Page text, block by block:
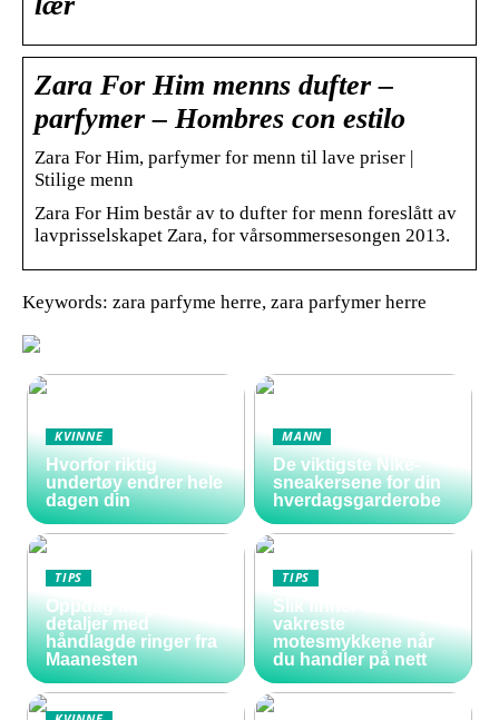
Zara For Him menns dufter –
parfymer – Hombres con estilo
Zara For Him, parfymer for menn til lave priser |
Stilige menn
Zara For Him består av to dufter for menn foreslått av
lavprisselskapet Zara, for vårsommersesongen 2013.
Keywords: zara parfyme herre, zara parfymer herre
KVINNE
Hvorfor riktig
undertøy endrer hele
dagen din
MANN
De viktigste Nike-
sneakersene for din
hverdagsgarderobe
TIPS
Oppdag magiske
detaljer med
håndlagde ringer fra
Maanesten
TIPS
Slik finner du de
vakreste
motesmykkene når
du handler på nett